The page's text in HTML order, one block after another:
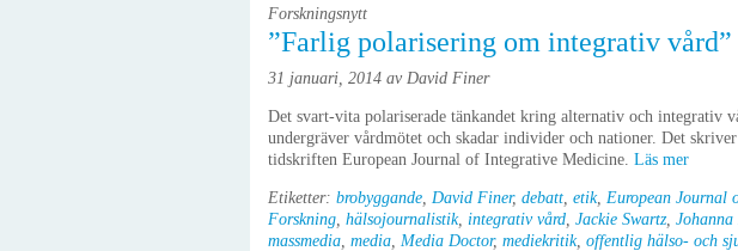
Forskningsnytt
”Farlig polarisering om integrativ vård”
31 januari, 2014 av David Finer
Det svart-vita polariserade tänkandet kring alternativ och integrativ
undergräver vårdmötet och skadar individer och nationer. Det
tidskriften European Journal of Integrative Medicine. Läs mer
Etiketter: brobyggande, David Finer, debatt, etik, European Journal
Forskning, hälsojournalistik, integrativ vård, Jackie Swartz, Johanna
massmedia, media, Media Doctor, mediekritik, offentlig hälso- och